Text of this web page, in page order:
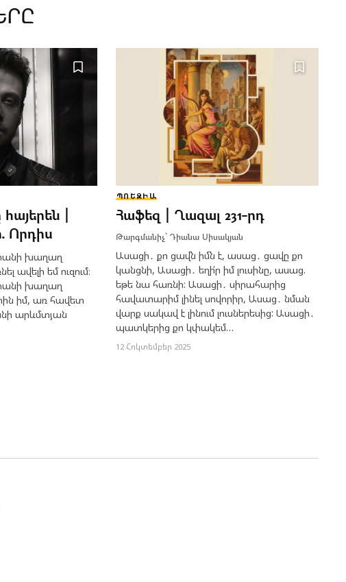
|
Որդիս
խաղաղ
ավելի եմ ուզում։
խաղաղ
իմ, առ հավետ
արևմտյան
ՊՈԵԶԻԱ
Հաֆեզ | Ղազալ 231-րդ
Թարգմանիչ՝Դիանա Սիսակյան
Ասացի․ քո ցավն իմն է, ասաց․ ցավը քո
կանցնի, Ասացի․ եղի՛ր իմ լուսինը, ասաց.
եթե նա հառնի: Ասացի․ սիրահարից
հավատարիմ լինել սովորիր, Ասաց․ նման
վարք սակավ է լինում լուսներեսից: Ասացի․
պատկերից քո կփակեմ…
12 Հոկտեմբեր 2025